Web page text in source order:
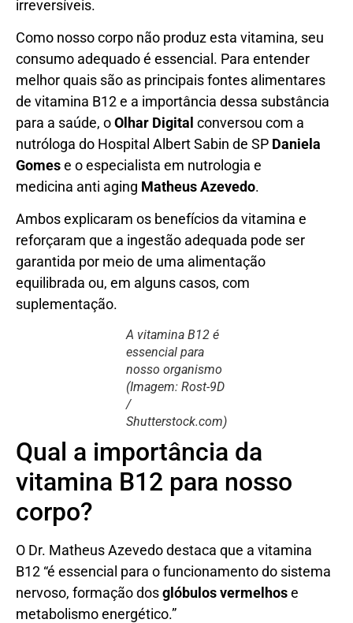
irreversíveis.
Como nosso corpo não produz esta vitamina, seu
consumo adequado é essencial. Para entender
melhor quais são as principais fontes alimentares
de vitamina B12 e a importância dessa substância
para a saúde, oOlhar Digital conversou com a
nutróloga do Hospital Albert Sabin de SP Daniela
Gomese o especialista em nutrologia e
medicina anti aging Matheus Azevedo.
Ambos explicaram os benefícios da vitamina e
reforçaram que a ingestão adequada pode ser
garantida por meio de uma alimentação
equilibrada ou, em alguns casos, com
suplementação.
A vitamina B12 é
essencial para
nosso organismo
(Imagem: Rost-9D
/
Shutterstock.com)
Qual a importância da
vitamina B12 para nosso
corpo?
O Dr. Matheus Azevedo destaca que a vitamina
B12 “é essencial para o funcionamento do sistema
nervoso, formação dosglóbulos vermelhose
metabolismo energético.”